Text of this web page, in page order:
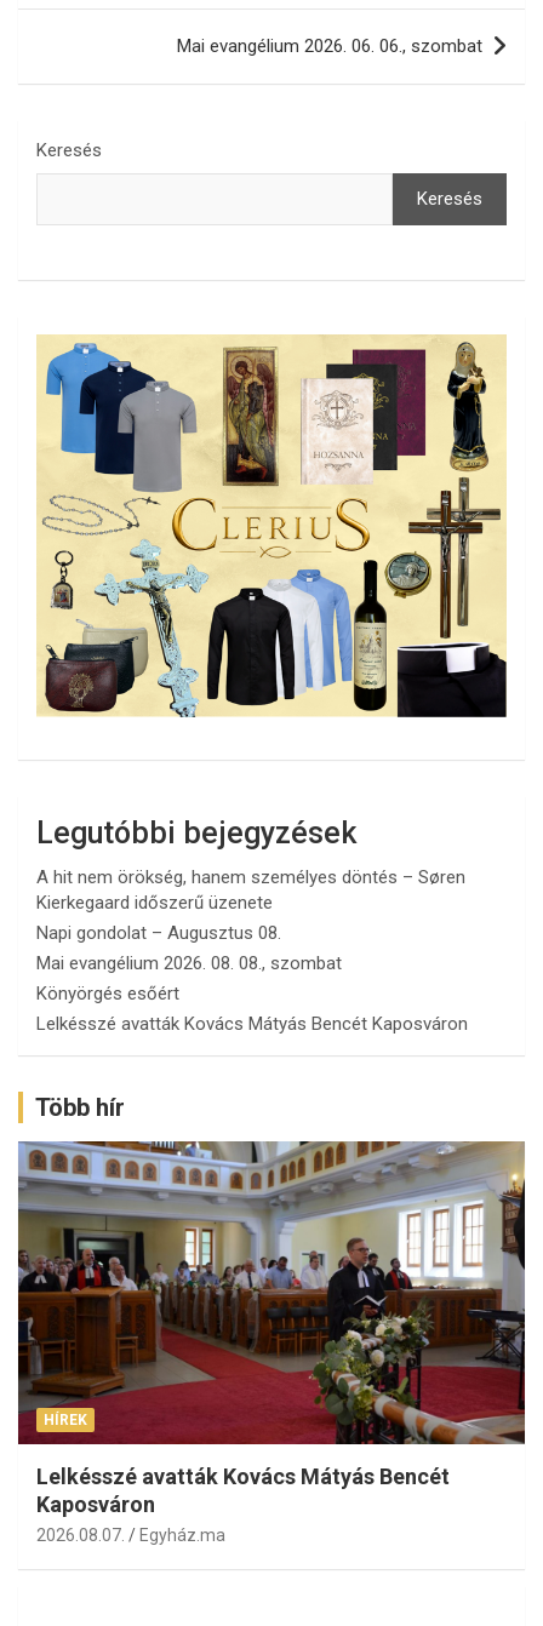
Mai evangélium 2026. 06. 06., szombat
Keresés
Keresés
Legutóbbi bejegyzések
A hit nem örökség, hanem személyes döntés – Søren
Kierkegaard időszerű üzenete
Napi gondolat – Augusztus 08.
Mai evangélium 2026. 08. 08., szombat
Könyörgés esőért
Lelkésszé avatták Kovács Mátyás Bencét Kaposváron
Több hír
HÍREK
Lelkésszé avatták Kovács Mátyás Bencét
Kaposváron
2026.08.07. Egyház.ma